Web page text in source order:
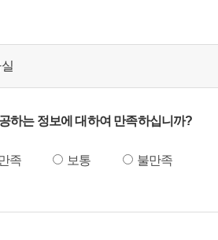
하는 정보에 대하여 만족하십니까?
족 보통
불만족